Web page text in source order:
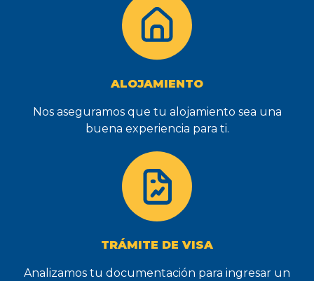
ALOJAMIENTO
Nos aseguramos que tu alojamiento sea una
buena experiencia para ti.
TRÁMITE DE VISA
Analizamos tu documentación para ingresar un